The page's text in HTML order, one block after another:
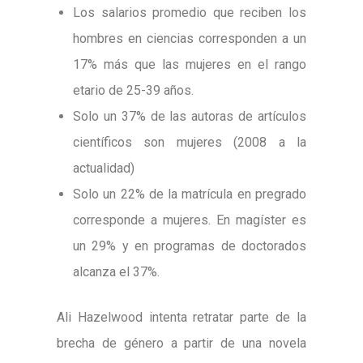
Los salarios promedio que reciben los
hombres en ciencias corresponden a un
17% más que las mujeres en el rango
etario de 25-39 años.
Solo un 37% de las autoras de artículos
científicos son mujeres (2008 a la
actualidad)
Solo un 22% de la matrícula en pregrado
corresponde a mujeres. En magíster es
un 29% y en programas de doctorados
alcanza el 37%.
Ali Hazelwood intenta retratar parte de la
brecha de género a partir de una novela